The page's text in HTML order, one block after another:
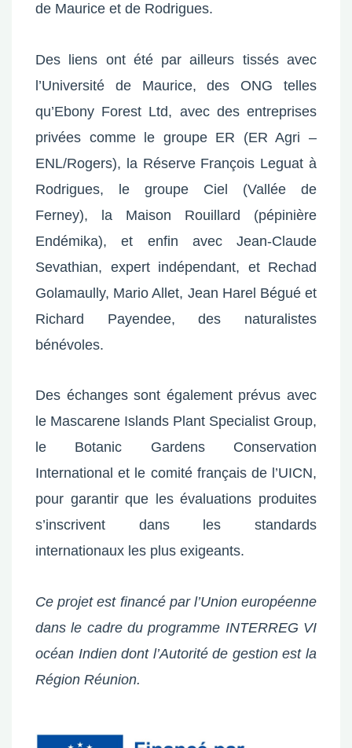
de Maurice et de Rodrigues.
Des liens ont été par ailleurs tissés avec
l’Université de Maurice, des ONG telles
qu’Ebony Forest Ltd, avec des entreprises
privées comme le groupe ER (ER Agri –
ENL/Rogers), la Réserve François Leguat à
Rodrigues, le groupe Ciel (Vallée de
Ferney), la Maison Rouillard (pépinière
Endémika), et enfin avec Jean-Claude
Sevathian, expert indépendant, et Rechad
Golamaully, Mario Allet, Jean Harel Bégué et
Richard Payendee, des naturalistes
bénévoles.
Des échanges sont également prévus avec
le Mascarene Islands Plant Specialist Group,
le Botanic Gardens Conservation
International et le comité français de l’UICN,
pour garantir que les évaluations produites
s’inscrivent dans les standards
internationaux les plus exigeants.
Ce projet est financé par l’Union européenne
dans le cadre du programme INTERREG VI
océan Indien dont l’Autorité de gestion est la
Région Réunion.